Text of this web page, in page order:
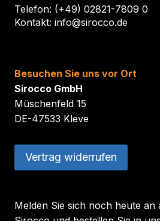
Telefon: (+49) 02821-7809 0
Kontakt: info@sirocco.de
Besuchen Sie uns vor Ort
Sirocco GmbH
Müschenfeld 15
DE-47533 Kleve
Vertrag widerrufen
Melden Sie sich noch heute